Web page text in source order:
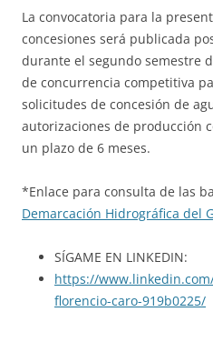
La convocatoria para la
concesiones será publicada
durante el segundo semestre
de concurrencia competitiva
solicitudes de concesión de
autorizaciones de producción
un plazo de 6 meses.
*Enlace para consulta de las
Demarcación Hidrográfica del
SÍGAME EN LINKEDIN:
https://
florencio-caro-919b0225/